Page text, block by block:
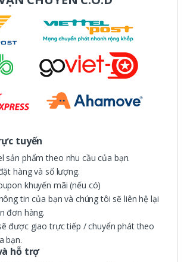
tuyến
sản phẩm theo nhu cầu của bạn.
hàng và số lượng.
khuyến mãi (nếu có)
tin của bạn và chúng tôi sẽ liên hệ lại
đơn hàng.
được giao trực tiếp / chuyển phát theo
bạn.
hỗ trợ